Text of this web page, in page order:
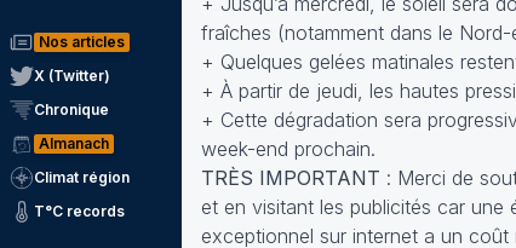
Nos articles
X (Twitter)
Chronique
Almanach
Climat région
T°C records
fraîches (notamment dans le Nord-
+ Quelques gelées matinales
+ À partir de jeudi, les hautes
+ Cette dégradation sera
week-end prochain.
TRÈS IMPORTANT : Merci de
et en visitant les publicités car
exceptionnel sur internet a un